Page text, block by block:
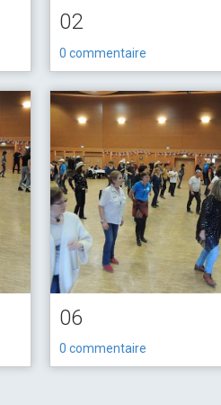
02
0 commentaire
06
0 commentaire